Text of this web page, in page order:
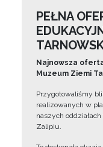
PEŁNA
Najnowsza
Muzeum Ziemi
Przygotowaliśmy
realizowanych w
naszych
Zalipiu.